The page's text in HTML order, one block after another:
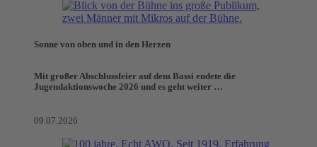
Sonne von oben und in den Herzen
Mit großer Abschlussfeier auf dem Bassi endete die
Jugendaktionswoche 2026 und es geht weiter …
09.07.2026